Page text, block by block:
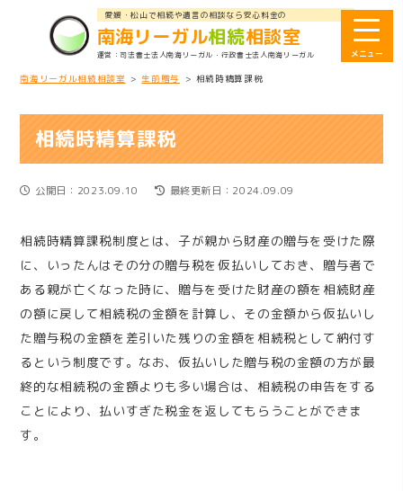
愛媛・松山で相続や遺言の相談なら安心料金の
南海リーガル相続相談室
司法書士法人南海リーガル ・行政書士法人南海リーガル
南海リーガル相続相談室 >生前贈与 > 相続時精算課税
相続時精算課税
公開日：2023.09.10 最終更新日：2024.09.09
相続時精算課税制度とは、子が親から財産の贈与を受けた際
に、いったんはその分の贈与税を仮払いしておき、贈与者で
ある親が亡くなった時に、贈与を受けた財産の額を相続財産
の額に戻して相続税の金額を計算し、その金額から仮払いし
た贈与税の金額を差引いた残りの金額を相続税として納付す
るという制度です。なお、仮払いした贈与税の金額の方が最
終的な相続税の金額よりも多い場合は、相続税の申告をする
ことにより、払いすぎた税金を返してもらうことができま
す。